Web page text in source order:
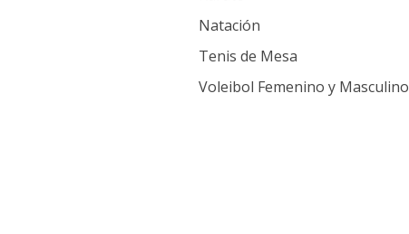
Natación
Tenis de Mesa
Voleibol Femenino y Masculino